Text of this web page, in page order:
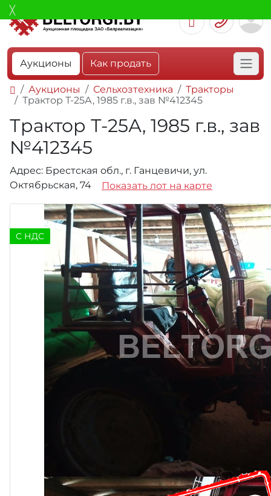
Аукционы Как продать
Аукционы Сельхозтехника
Тракторы
Трактор Т-25А, 1985 г.в., зав №412345
Трактор Т-25А, 1985 г.в., зав
№412345
Адрес: Брестская обл., г. Ганцевичи, ул.
Октябрьская, 74
Показать лот на карте
C НДС